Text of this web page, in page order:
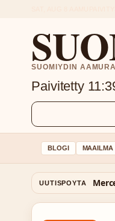
SUOMIYDIN
Paivitetty
BLOGI MAAILMA
UUTISPOYTA